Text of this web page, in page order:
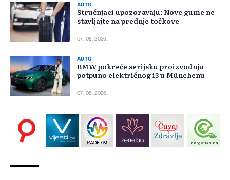
AUTO
Stručnjaci upozoravaju: Nove gume ne
stavljajte na prednje točkove
07. 08. 2026.
AUTO
BMW pokreće serijsku proizvodnju
potpuno električnog i3 u Münchenu
07. 08. 2026.